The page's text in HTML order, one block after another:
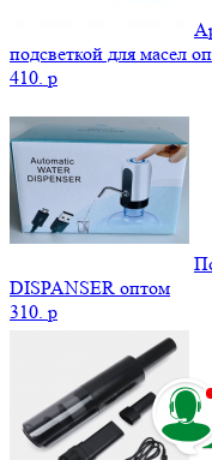
подсветкой для масел
410. p
DISPANSER оптом
310. p